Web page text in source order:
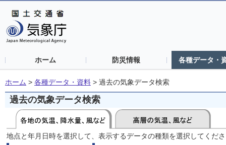
ホーム 防災情報 各種データ・
ホーム > 各種データ・資料 > 過去の気象データ検索
過去の気象データ検索
地点と年月日時を選択して、表示するデータの種類を選択してくだ